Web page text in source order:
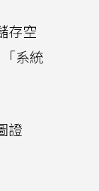
存空
系統
證